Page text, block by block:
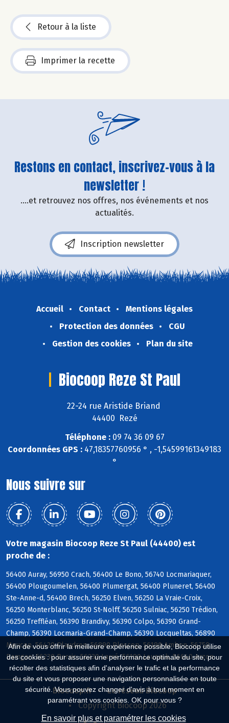
Afin de vous offrir la meilleure expérience possible, Biocoop utilise
des cookies : pour assurer une performance optimale du site, pour
récolter des statistiques afin d'analyser le trafic et la performance
du site et vous proposer une navigation personnalisée en toute
sécurité. Vous pouvez changer d'avis à tout moment en
paramétrant vos cookies. OK pour vous ?
En savoir plus et paramétrer les cookies
Retour à la liste
Imprimer la recette
Restons en contact, inscrivez-vous à la
newsletter !
....et retrouvez nos offres, nos événements et nos
actualités.
Inscription newsletter
Accueil Contact
Mentions légales
Protection des données
CGU
Gestion des cookies
Plan du site
Biocoop Reze St Paul
22-24 rue Aristide Briand
44400 Rezé
Téléphone :09 74 36 09 67
Coordonnées GPS : 47,18357760956 ° , -1,54599161349183
°
Nous suivre sur
Votre magasin Biocoop Reze St Paul (44400) est
proche de :
56400 Auray, 56950 Crach, 56400 Le Bono, 56740 Locmariaquer,
56400 Plougoumelen, 56400 Plumergat, 56400 Pluneret, 56400
Ste-Anne-d, 56400 Brech, 56250 Elven, 56250 La Vraie-Croix,
56250 Monterblanc, 56250 St-Nolff, 56250 Sulniac, 56250 Trédion,
56250 Treffléan, 56390 Brandivy, 56390 Colpo, 56390 Grand-
Champ, 56390 Locmaria-Grand-Champ, 56390 Locqueltas, 56890
Meucon, 56420 Plaudren, 56890 Plescop, 56190 Ambon, 56750
Damgan, 56230 Berric, 56230 Larré, 56190 Lauzach, 56640 Arzon
Biocoop.fr
Le réseau Biocoop
Copyright Biocoop 2026